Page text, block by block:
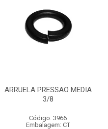
ARRUELA PRESSAO MEDIA
3/8
Código: 3966
Embalagem: CT